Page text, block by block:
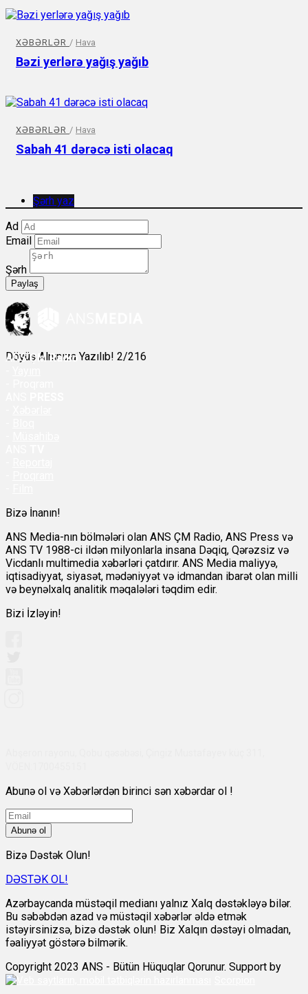
XƏBƏRLƏR / Hava
Bəzi yerlərə yağış yağıb
XƏBƏRLƏR / Hava
Sabah 41 dərəcə isti olacaq
Şərh yaz
Ad
Email
Şərh
Paylaş
Döyüş Alnınıza Yazılıb! 2/216
ANSÇM Radio
Bizə İnanın!
ANS Media-nın bölmələri olan ANS ÇM Radio, ANS Press və
ANS TV 1988-ci ildən milyonlarla insana Dəqiq, Qərəzsiz və
Vicdanlı multimedia xəbərləri çatdırır. ANS Media maliyyə,
iqtisadiyyat, siyasət, mədəniyyət və idmandan ibarət olan milli
və beynəlxalq analitik məqalələri təqdim edir.
Bizi İzləyin!
Abunə ol və Xəbərlərdən birinci sən xəbərdar ol !
Abunə ol
Bizə Dəstək Olun!
DƏSTƏK OL!
Azərbaycanda müstəqil medianı yalnız Xalq dəstəkləyə bilər.
Bu səbəbdən azad və müstəqil xəbərlər əldə etmək
istəyirsinizsə, bizə dəstək olun! Biz Xalqın dəstəyi olmadan,
fəaliyyət göstərə bilmərik.
Copyright 2023 ANS - Bütün Hüquqlar Qorunur. Support by